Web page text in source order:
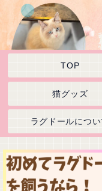
TOP
猫グッズ
ラグドールについ